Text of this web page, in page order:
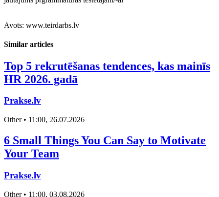
Avots: www.teirdarbs.lv
Similar articles
Top 5 rekrutēšanas tendences, kas mainīs
HR 2026. gadā
Prakse.lv
Other • 11:00, 26.07.2026
6 Small Things You Can Say to Motivate
Your Team
Prakse.lv
Other • 11:00, 03.08.2026